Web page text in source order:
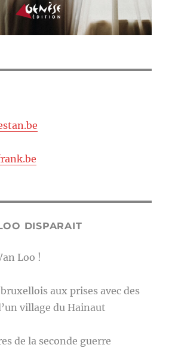
DISPARAIT
Loo !
aux prises avec des
village du Hainaut
de la seconde guerre